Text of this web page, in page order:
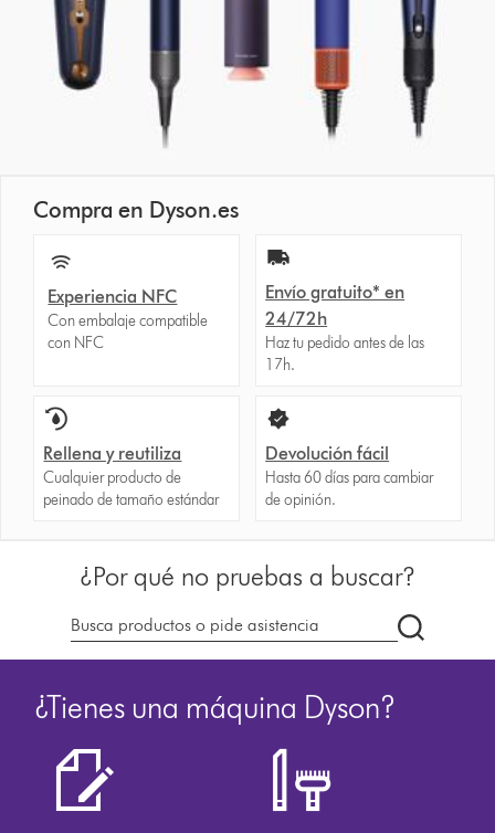
Compra en Dyson.es
Experiencia NFC
Con embalaje compatible
con NFC
Envío gratuito* en
24/72h
Haz tu pedido antes de las
17h.
Rellena y reutiliza
Cualquier producto de
peinado de tamaño estándar
Devolución fácil
Hasta 60 días para cambiar
de opinión.
¿Por qué no pruebas a buscar?
Buscar
en
¿Tienes una máquina Dyson?